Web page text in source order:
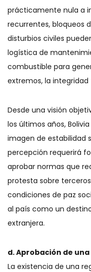
prácticamente nula a
recurrentes, bloqueos
disturbios civiles
logística de
combustible para
extremos, la
Desde una visión
los últimos años,
imagen de estabilidad
percepción requerirá
aprobar normas que
protesta sobre
condiciones de paz
al país como un
extranjera.
d. Aprobación de
La existencia de una